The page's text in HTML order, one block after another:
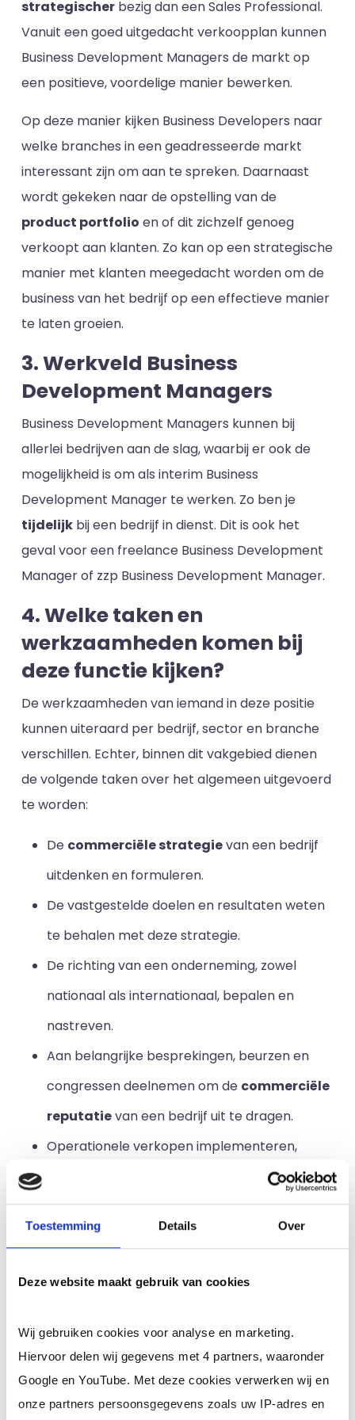
Toestemming Details Over
Deze website maakt gebruik van cookies
Wij gebruiken cookies voor analyse en marketing.
Hiervoor delen wij gegevens met 4 partners, waaronder
Google en YouTube. Met deze cookies verwerken wij en
onze partners persoonsgegevens zoals uw IP-adres en
strategischer bezig dan een Sales Professional.
Vanuit een goed uitgedacht verkoopplan kunnen
Business Development Managers de markt op
een positieve, voordelige manier bewerken.
Op deze manier kijken Business Developers naar
welke branches in een geadresseerde markt
interessant zijn om aan te spreken. Daarnaast
wordt gekeken naar de opstelling van de
product portfolio en of dit zichzelf genoeg
verkoopt aan klanten. Zo kan op een strategische
manier met klanten meegedacht worden om de
business van het bedrijf op een effectieve manier
te laten groeien.
3. Werkveld Business
Development Managers
Business Development Managers kunnen bij
allerlei bedrijven aan de slag, waarbij er ook de
mogelijkheid is om als interim Business
Development Manager te werken. Zo ben je
tijdelijk bij een bedrijf in dienst. Dit is ook het
geval voor een freelance Business Development
Manager of zzp Business Development Manager.
4. Welke taken en
werkzaamheden komen bij
deze functie kijken?
De werkzaamheden van iemand in deze positie
kunnen uiteraard per bedrijf, sector en branche
verschillen. Echter, binnen dit vakgebied dienen
de volgende taken over het algemeen uitgevoerd
te worden:
De commerciële strategievan een bedrijf
uitdenken en formuleren.
De vastgestelde doelen en resultaten weten
te behalen met deze strategie.
De richting van een onderneming, zowel
nationaal als internationaal, bepalen en
nastreven.
Aan belangrijke besprekingen, beurzen en
congressen deelnemen om de commerciële
reputatievan een bedrijf uit te dragen.
Operationele verkopen implementeren,
zodat inkomsten gegenereerd kunnen
worden.
De verkopen en het marketingplan opstellen
De verkoopstrategie dient naarconcrete
actiesvertaald te worden.
De ontwikkeling en uitvoering van